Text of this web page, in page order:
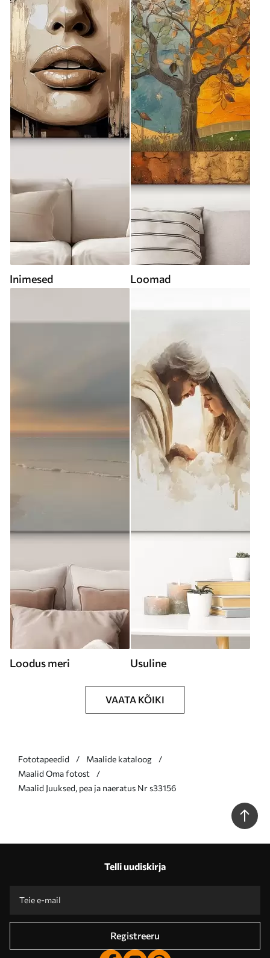
Inimesed Loomad
Loodus meri Usuline
VAATA KÕIKI
Fototapeedid
Maalide kataloog
Maalid Oma fotost
Maalid Juuksed, pea ja naeratus Nr s33156
Telli uudiskirja
Registreeru